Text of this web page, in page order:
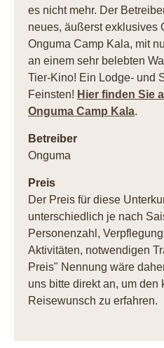
es nicht mehr. Der
neues, äußerst exklusives
Onguma Camp Kala, mit
an einem sehr belebten
Tier-Kino! Ein Lodge- und
Feinsten! Hier finden Sie
Onguma Camp Kala.
Betreiber
Onguma
Preis
Der Preis für diese
unterschiedlich je nach
Personenzahl,
Aktivitäten, notwendigen
Preis" Nennung wäre
uns bitte direkt an, um den
Reisewunsch zu erfahren.